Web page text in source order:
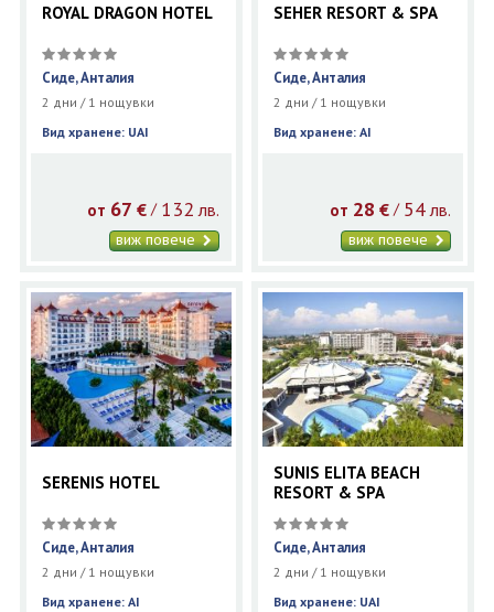
ROYAL DRAGON HOTEL
Сиде, Анталия
2 дни / 1 нощувки
Вид хранене: UAI
от 67 €/ 132 лв.
виж повече
SEHER RESORT & SPA
Сиде, Анталия
2 дни / 1 нощувки
Вид хранене: AI
от 28 € / 54 лв.
виж повече
SERENIS HOTEL
Сиде, Анталия
2 дни / 1 нощувки
Вид хранене: AI
SUNIS ELITA BEACH
RESORT & SPA
Сиде, Анталия
2 дни / 1 нощувки
Вид хранене: UAI